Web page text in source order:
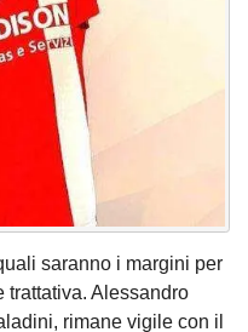
saranno i margini per
trattativa. Alessandro
rimane vigile con il